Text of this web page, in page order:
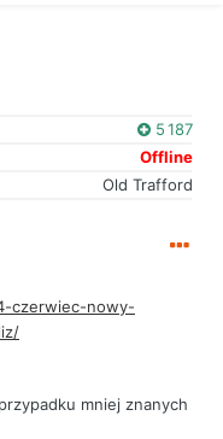
5 187
Offline
Old Trafford
czerwiec-nowy-
mniej znanych